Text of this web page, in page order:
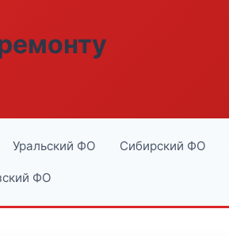
Уральский ФО Сибирский ФО
ФО